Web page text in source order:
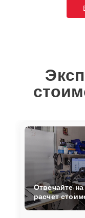
Отвечайте
расчет